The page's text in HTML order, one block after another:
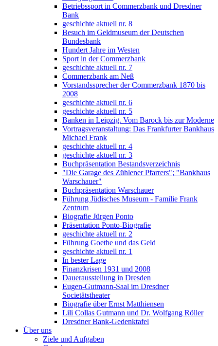
Betriebssport in Commerzbank und Dresdner
Bank
geschichte aktuell nr. 8
Besuch im Geldmuseum der Deutschen
Bundesbank
Hundert Jahre im Westen
Sport in der Commerzbank
geschichte aktuell nr. 7
Commerzbank am Neß
Vorstandssprecher der Commerzbank 1870 bis
2008
geschichte aktuell nr. 6
geschichte aktuell nr. 5
Banken in Leipzig. Vom Barock bis zur Moderne
Vortragsveranstaltung: Das Frankfurter Bankhaus
Michael Frank
geschichte aktuell nr. 4
geschichte aktuell nr. 3
Buchpräsentation Bestandsverzeichnis
"Die Garage des Zühlener Pfarrers"; "Bankhaus
Warschauer"
Buchpräsentation Warschauer
Führung Jüdisches Museum - Familie Frank
Zentrum
Biografie Jürgen Ponto
Präsentation Ponto-Biografie
geschichte aktuell nr. 2
Führung Goethe und das Geld
geschichte aktuell nr. 1
In bester Lage
Finanzkrisen 1931 und 2008
Dauerausstellung in Dresden
Eugen-Gutmann-Saal im Dresdner
Societätstheater
Biografie über Ernst Matthiensen
Lili Collas Gutmann und Dr. Wolfgang Röller
Dresdner Bank-Gedenktafel
Über uns
Ziele und Aufgaben